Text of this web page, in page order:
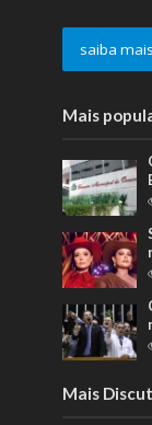
saiba mais
Mais
Mais